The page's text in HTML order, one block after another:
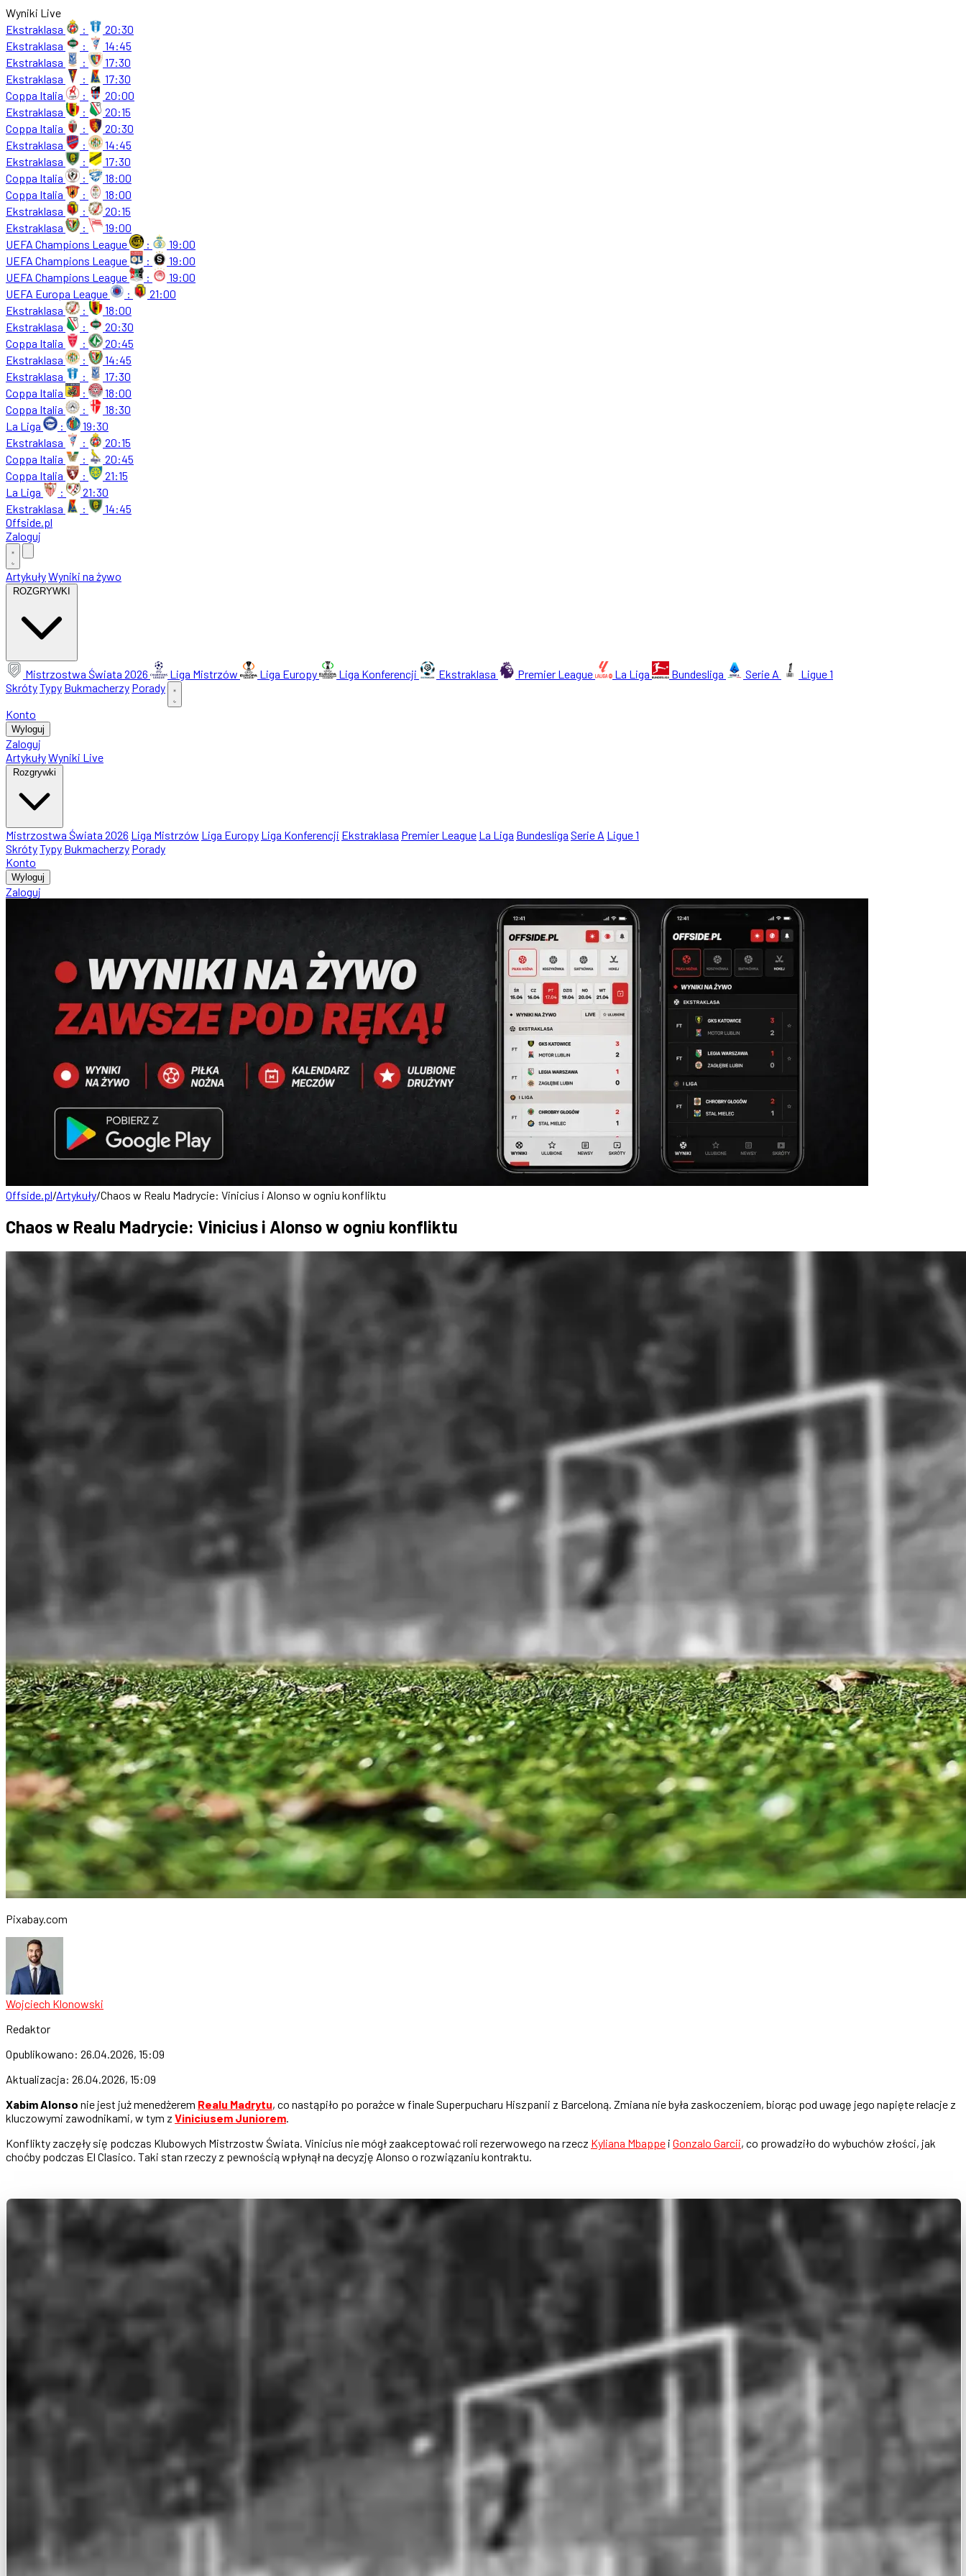
Wyniki Live
Ekstraklasa
:
20:30
Ekstraklasa
:
14:45
Ekstraklasa
:
17:30
Ekstraklasa
:
17:30
Coppa Italia
:
20:00
Ekstraklasa
:
20:15
Coppa Italia
:
20:30
Ekstraklasa
:
14:45
Ekstraklasa
:
17:30
Coppa Italia
:
18:00
Coppa Italia
:
18:00
Ekstraklasa
:
20:15
Ekstraklasa
:
19:00
UEFA Champions League
:
19:00
UEFA Champions League
:
19:00
UEFA Champions League
:
19:00
UEFA Europa League
:
21:00
Ekstraklasa
:
18:00
Ekstraklasa
:
20:30
Coppa Italia
:
20:45
Ekstraklasa
:
14:45
Ekstraklasa
:
17:30
Coppa Italia
:
18:00
Coppa Italia
:
18:30
La Liga
:
19:30
Ekstraklasa
:
20:15
Coppa Italia
:
20:45
Coppa Italia
:
21:15
La Liga
:
21:30
Ekstraklasa
:
14:45
Offside.pl
Zaloguj
ArtykułyWyniki na żywo
ROZGRYWKI
Mistrzostwa Świata 2026 Liga Mistrzów Liga Europy Liga Konferencji Ekstraklasa Premier League La Liga Bundesliga Serie A
Ligue 1
SkrótyTypy Bukmacherzy Porady
Konto
Wyloguj
Zaloguj
ArtykułyWyniki Live
Rozgrywki
Mistrzostwa Świata 2026 Liga Mistrzów Liga Europy Liga Konferencji Ekstraklasa Premier League La Liga Bundesliga Serie A Ligue 1
SkrótyTypy Bukmacherzy Porady
Konto
Wyloguj
Zaloguj
Offside.pl/Artykuły/Chaos w Realu Madrycie: Vinicius i Alonso w ogniu konfliktu
Chaos w Realu Madrycie: Vinicius i Alonso w ogniu konfliktu
Pixabay.com
Wojciech Klonowski
Redaktor
Opublikowano: 26.04.2026, 15:09
Aktualizacja: 26.04.2026, 15:09
Xabim Alonso nie jest już menedżerem Realu Madrytu, co nastąpiło po porażce w finale Superpucharu Hiszpanii z Barceloną. Zmiana nie była zaskoczeniem, biorąc pod uwagę jego napięte relacje z
kluczowymi zawodnikami, w tym z Viniciusem Juniorem.
Konflikty zaczęły się podczas Klubowych Mistrzostw Świata. Vinicius nie mógł zaakceptować roli rezerwowego na rzecz Kyliana Mbappe i Gonzalo Garcii, co prowadziło do wybuchów złości, jak
choćby podczas El Clasico. Taki stan rzeczy z pewnością wpłynął na decyzję Alonso o rozwiązaniu kontraktu.